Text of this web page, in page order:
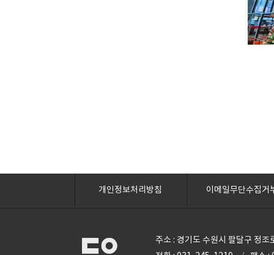
개인정보처리방침 이메일무단수집거
주소 : 경기도 수원시 팔달구 정